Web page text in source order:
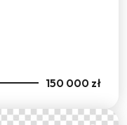
150 000 zł